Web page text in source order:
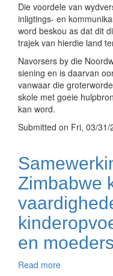
die
digitale
gaping
–
een
skool
op
’n
Die voordele van
inligtings- en
word beskou as dat dit
trajek van hierdie land
Navorsers by die
siening en is daarvan
vanwaar die
skole met goeie
kan word.
Submitted on Fri, 03/31/
Zimbabwe
en
Read more